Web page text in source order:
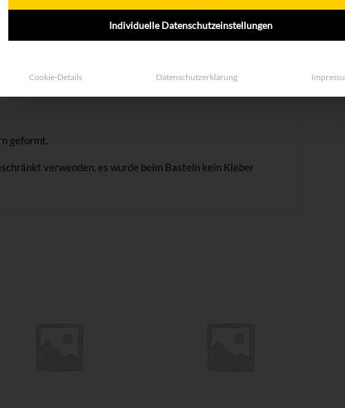
geformt.
verwenden, es wurde beim Basteln kein Kleber
Individuelle Datenschutzeinstellungen
Cookie-Details Datenschutzerklärung